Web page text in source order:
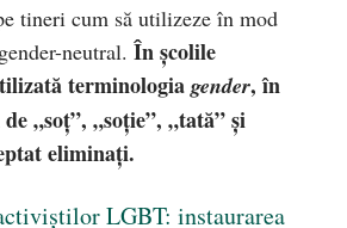
tineri cum să utilizeze în mod
neutral. În școlile
terminologia gender, în
„soț”, „soție”, „tată” și
eliminați.
LGBT: instaurarea